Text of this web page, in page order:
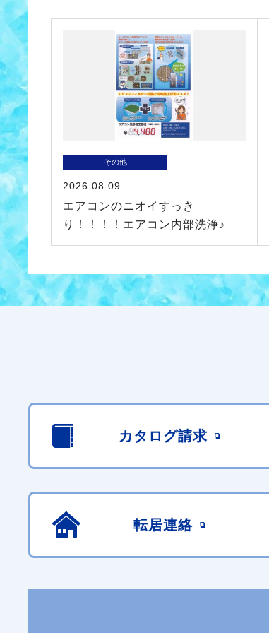
その他
2026.08.09
エアコンのニオイすっき
り！！！！エアコン内部洗浄♪
カタログ請求
転居連絡